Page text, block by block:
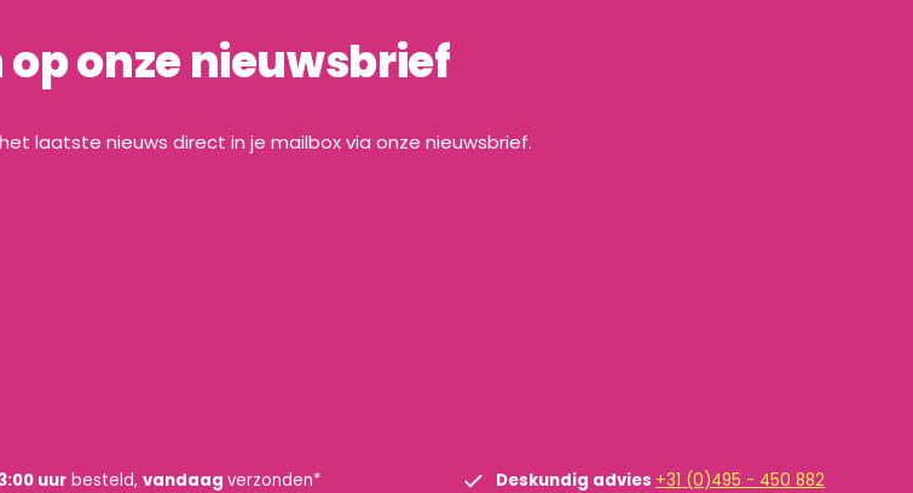
op onze nieuwsbrief
laatste nieuws direct in je mailbox via onze nieuwsbrief.
uurbesteld, vandaag verzonden* Deskundig advies +31 (0)495 - 450 882